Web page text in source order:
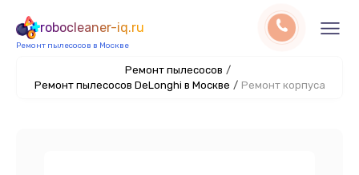
robocleaner-iq.ru
Ремонт пылесосов в Москве
Ремонт пылесосов /
Ремонт пылесосов DeLonghi в Москве / Ремонт корпуса